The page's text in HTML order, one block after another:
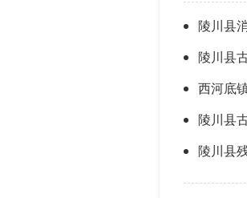
陵川县
陵川县
西河底
陵川县
陵川县